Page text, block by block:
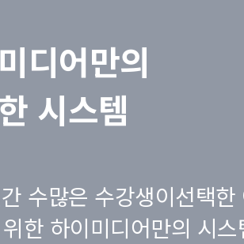
디어만의
시스템
수많은 수강생이선택한
한 하이미디어만의 시